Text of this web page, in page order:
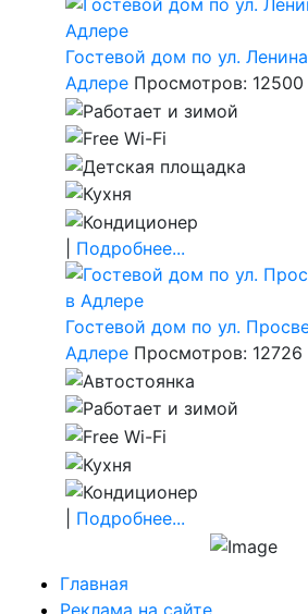
Гостевой дом по ул.
Адлере Просмотров:
Подробнее...
Гостевой дом по ул.
Адлере Просмотров:
Подробнее...
Главная
Реклама на сайте